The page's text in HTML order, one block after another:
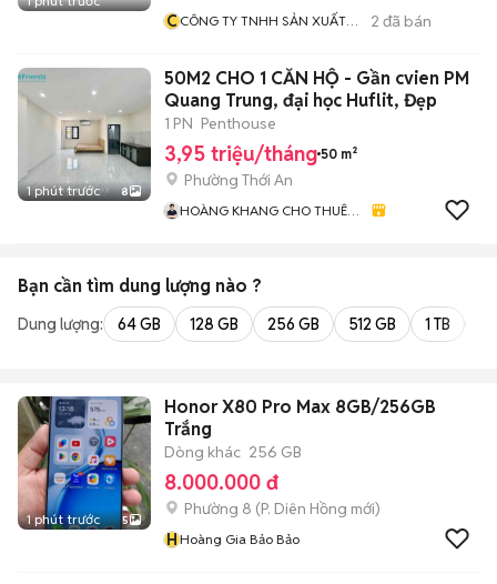
CCÔNG TY TNHH SẢN XUẤT
2 đã bán
1 phút trước 8
50M2 CHO 1 CĂN HỘ - Gần cvien PM
Quang Trung, đại học Huflit, Đẹp
1 PN Penthouse
3,95 triệu/tháng 50 m²
Phường Thới An
HOÀNG KHANG CHO THUÊ
Bạn cần tìm dung lượng nào ?
Dung lượng: 64 GB 128 GB 256 GB 512 GB 1 TB
1 phút trước 5
Honor X80 Pro Max 8GB/256GB
Trắng
Dòng khác 256 GB
8.000.000 đ
Phường 8 (P. Diên Hồng mới)
HHoàng Gia Bảo Bảo